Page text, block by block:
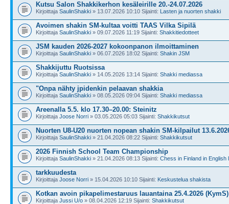
Kutsu Salon Shakkikerhon kesäleirille 20.-24.07.2026
Kirjoittaja SaulinShakki » 13.07.2026 10:10 Sijainti: Lasten ja nuorten shakki
Avoimen shakin SM-kultaa voitti TAAS Vilka Sipilä
Kirjoittaja SaulinShakki » 09.07.2026 11:19 Sijainti: Shakkitiedotteet
JSM kauden 2026-2027 kokoonpanon ilmoittaminen
Kirjoittaja SaulinShakki » 06.07.2026 18:02 Sijainti: Shakin JSM
Shakkijuttu Ruotsissa
Kirjoittaja SaulinShakki » 14.05.2026 13:14 Sijainti: Shakki mediassa
"Onpa nähty jpidenkin pelaavan shakkia
Kirjoittaja SaulinShakki » 08.05.2026 09:04 Sijainti: Shakki mediassa
Areenalla 5.5. klo 17.30–20.00: Steinitz
Kirjoittaja Joose Norri » 03.05.2026 05:03 Sijainti: Shakkikutsut
Nuorten U8-U20 nuorten nopean shakin SM-kilpailut
Kirjoittaja SaulinShakki » 21.04.2026 08:22 Sijainti: Shakkikutsut
2026 Finnish School Team Championship
Kirjoittaja SaulinShakki » 21.04.2026 08:13 Sijainti: Chess in Finland in English
tarkkuudesta
Kirjoittaja Joose Norri » 15.04.2026 10:10 Sijainti: Keskustelua shakista
Kotkan avoin pikapelimestaruus lauantaina 25.4.2026 (KymS)
Kirjoittaja Jussi U/o » 08.04.2026 12:19 Sijainti: Shakkikutsut